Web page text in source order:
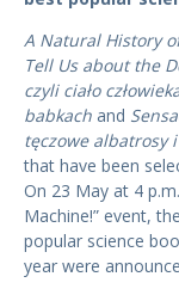
A Natural History
Tell Us about the
czyli ciało
babkach and
tęczowe albatrosy
that have been
On 23 May at 4
Machine!” event,
popular science
year were